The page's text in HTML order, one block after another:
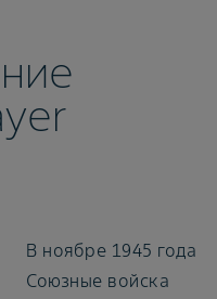
В ноябре 1945 года
Союзные войска